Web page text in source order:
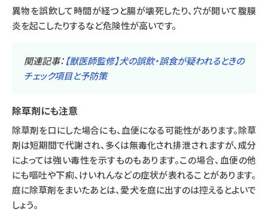
異物を誤飲して時間が経つと腸が壊死したり、穴が開いて腹膜
炎を起こしたりするなど危険性が高いです。
関連記事：【獣医師監修】犬の誤飲・誤食が疑われるときの
チェック項目と予防策
除草剤にも注意
除草剤を口にした場合にも、血便になる可能性があります。除草
剤は短期間で代謝され、多くは無毒化され排泄されますが、成分
によっては強い毒性を示すものもあります。この場合、血便の他
にも嘔吐や下痢、けいれんなどの症状が表れることがあります。
庭に除草剤をまいたあとは、愛犬を庭に出すのは控えるとよいで
しょう。